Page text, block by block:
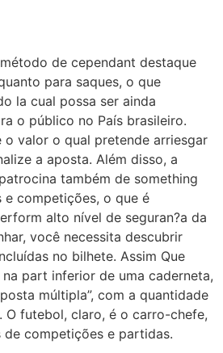
de cependant destaque
para saques, o que
la cual possa ser ainda
o público no País brasileiro.
valor o qual pretende arriesgar
a aposta. Além disso, a
também de something
competições, o que é
alto nível de seguran?a da
você necessita descubrir
no bilhete. Assim Que
part inferior de uma caderneta,
múltipla”, com a quantidade
O futebol, claro, é o carro-chefe,
de competições e partidas.